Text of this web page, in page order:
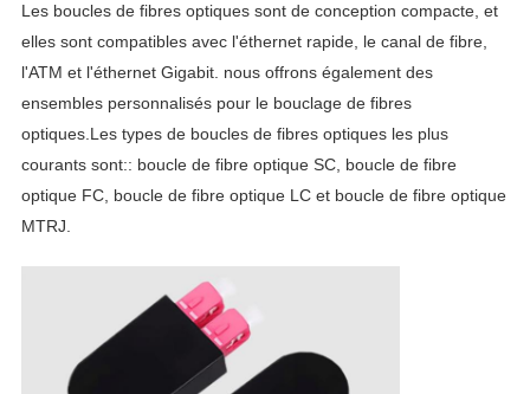
Les boucles de fibres optiques sont de conception compacte, et
elles sont compatibles avec l'éthernet rapide, le canal de fibre,
l'ATM et l'éthernet Gigabit. nous offrons également des
ensembles personnalisés pour le bouclage de fibres
optiques.Les types de boucles de fibres optiques les plus
courants sont:: boucle de fibre optique SC, boucle de fibre
optique FC, boucle de fibre optique LC et boucle de fibre optique
MTRJ.